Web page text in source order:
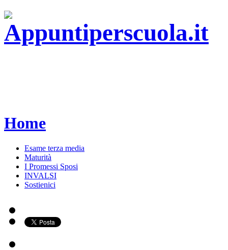
Home
Esame terza media
Maturità
I Promessi Sposi
INVALSI
Sostienici